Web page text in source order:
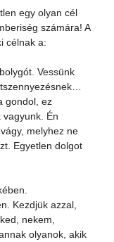
egy olyan cél
számára! A
célnak a:
Vessünk
gondol, ez
Én
melyhez ne
Egyetlen dolgot
Kezdjük azzal,
nekem,
olyanok, akik